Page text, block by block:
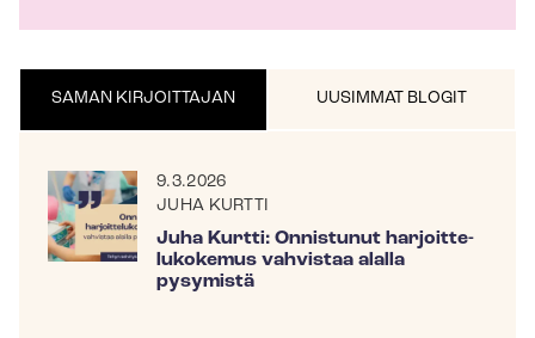
SAMAN KIRJOITTAJAN UUSIMMAT BLOGIT
9.3.2026
JUHA KURTTI
Juha Kurtti: Onnistunut har­joit­te­
lu­ko­ke­mus vahvistaa alalla
pysymistä